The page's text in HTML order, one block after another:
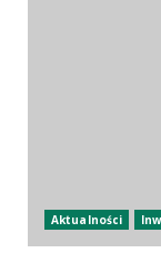
Aktualności